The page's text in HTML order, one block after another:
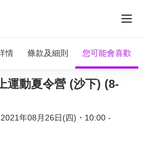
情 條款及細則 您可能會喜歡
更多藍天生態遊，欲購從速！
運動夏令營 (沙下) (8-
2021年08月26日(四) ・ 10:00 -